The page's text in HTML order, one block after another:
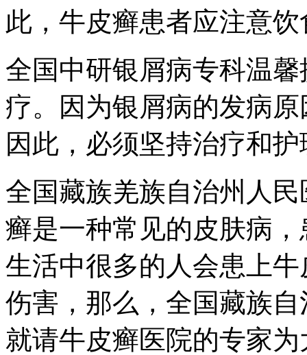
此，牛皮癣患者应注意饮
全国中研银屑病专科温
疗。因为银屑病的发病
因此，必须坚持治疗和
全国藏族羌族自治州人
癣是一种常见的皮肤病
生活中很多的人会患上
伤害，那么，全国藏族
就请牛皮癣医院的专家